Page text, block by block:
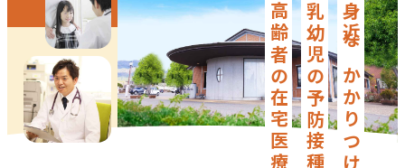
乳幼児の予防接種から
高齢者の在宅医療まで。